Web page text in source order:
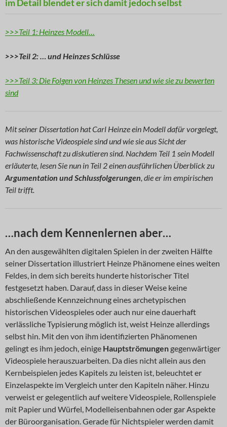
im Detail blendet er sich damit jedoch selbst
>>>Teil 1: Heinzes Modell…
>>>Teil 2: … und Heinzes Schlüsse
>>>Teil 3: Die Folgen von Heinzes Thesen und wie sie zu bewerten
sind
Mit seiner Dissertation hat Carl Heinze ein Modell dafür vorgelegt,
was historische Videospiele sind und wie sie aus Sicht der
Fachwissenschaft zu diskutieren sind. Nachdem Teil 1 sein Modell
erläuterte, lesen Sie nun in Teil 2 einen ausführlichen Überblick zu
Argumentation und Schlussfolgerungen, die er im empirischen
Teil trifft.
…nach dem Kennenlernen aber…
An den ausgewählten digitalen Spielen in der zweiten Hälfte
seiner Dissertation illustriert Heinze Phänomene eines weiten
Feldes, in dem sich bereits hunderte historischer Titel
festgesetzt haben. Darauf, dass in dieser Weise keine
abschließende Kennzeichnung eines archetypischen
historischen Videospieles oder auch nur eine dauerhaft
verlässliche Typisierung möglich ist, weist Heinze allerdings
selbst hin. Mit den von ihm identifizierten Phänomenen
gelingt es ihm jedoch, einige Hauptströmungen gegenwärtiger
Videospiele herauszuarbeiten. Da dies nicht allein aus den
Kernbeispielen jedes Kapitels zu leisten ist, beleuchtet er
Einzelaspekte im Vergleich unter den Kapiteln näher. Hinzu
verweist er gelegentlich auf weitere Videospiele, Rollenspiele
mit Papier und Würfel, Modelleisenbahnen oder gar Aspekte
der Büroorganisation. Gerade für Nichtspieler werden damit